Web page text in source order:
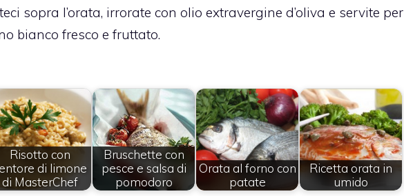
sopra l’orata, irrorate con olio extravergine d’oliva e servite per
bianco fresco e fruttato.
Risotto con
di limone
di MasterChef
Bruschette con
pesce e salsa di
pomodoro
Orata al forno con
patate
Ricetta orata in
umido